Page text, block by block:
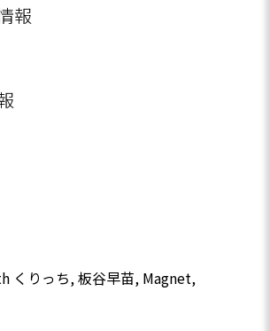
報
くりっち, 板谷早苗, Magnet,